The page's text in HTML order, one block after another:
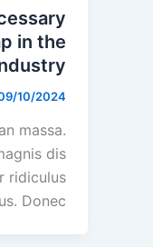
in the
10/2024
massa.
dis
ridiculus
Donec […]